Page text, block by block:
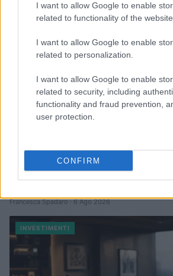
I want to allow Google to enable
related to functionality of the
I want to allow Google to enable
related to personalization.
I want to allow Google to enable
related to security, including
functionality and fraud prevention,
user protection.
CONFIRM
INVESTIMENTI
Francesca Spadaro · 6 Ago 2026
INVESTIMENTI